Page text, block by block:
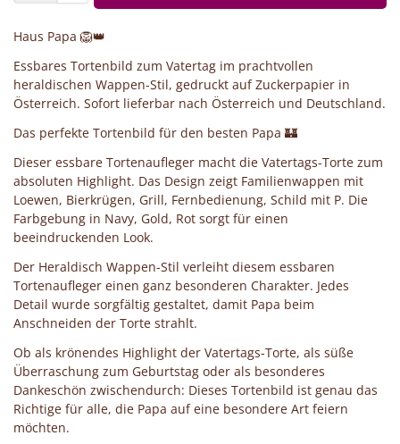
Haus Papa 🦁👑
Essbares Tortenbild zum Vatertag im prachtvollen
heraldischen Wappen-Stil, gedruckt auf Zuckerpapier in
Österreich. Sofort lieferbar nach Österreich und Deutschland.
Das perfekte Tortenbild für den besten Papa 🏰
Dieser essbare Tortenaufleger macht die Vatertags-Torte zum
absoluten Highlight. Das Design zeigt Familienwappen mit
Loewen, Bierkrügen, Grill, Fernbedienung, Schild mit P. Die
Farbgebung in Navy, Gold, Rot sorgt für einen
beeindruckenden Look.
Der Heraldisch Wappen-Stil verleiht diesem essbaren
Tortenaufleger einen ganz besonderen Charakter. Jedes
Detail wurde sorgfältig gestaltet, damit Papa beim
Anschneiden der Torte strahlt.
Ob als krönendes Highlight der Vatertags-Torte, als süße
Überraschung zum Geburtstag oder als besonderes
Dankeschön zwischendurch: Dieses Tortenbild ist genau das
Richtige für alle, die Papa auf eine besondere Art feiern
möchten.